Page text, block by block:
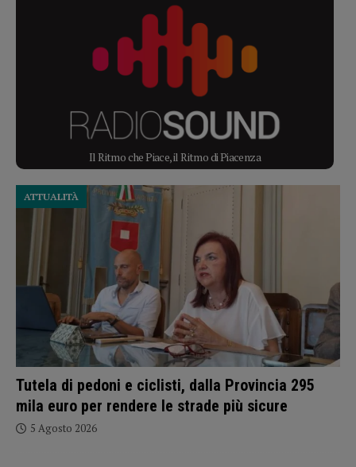
Il Ritmo che Piace, il Ritmo di Piacenza
Tutela di pedoni e ciclisti, dalla Provincia 295
mila euro per rendere le strade più sicure
ATTUALITÀ
5 Agosto 2026